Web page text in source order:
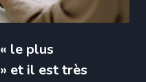
le plus
et il est très